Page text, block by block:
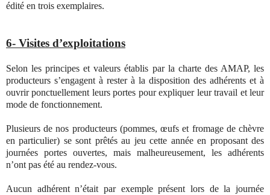
édité en trois exemplaires.
6- Visites d’exploitations
Selon les principes et valeurs établis par la charte des AMAP, les
producteurs s’engagent à rester à la disposition des adhérents et à
ouvrir ponctuellement leurs portes pour expliquer leur travail et leur
mode de fonctionnement.
Plusieurs de nos producteurs (pommes, œufs et fromage de chèvre
en particulier) se sont prêtés au jeu cette année en proposant des
journées portes ouvertes, mais malheureusement, les adhérents
n’ont pas été au rendez-vous.
Aucun adhérent n’était par exemple présent lors de la journée